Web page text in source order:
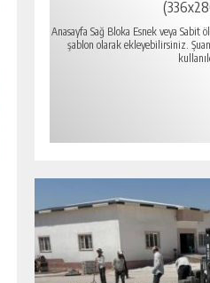
Anasayfa Sağ Bloka Esnek veya Sabit
şablon olarak ekleyebilirsiniz.